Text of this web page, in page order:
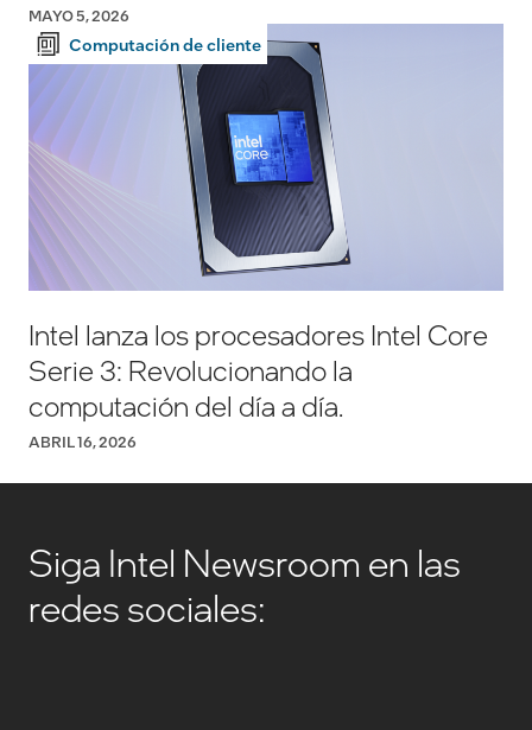
MAYO 5, 2026
Computación de cliente
Intel lanza los procesadores Intel Core
Serie 3: Revolucionando la
computación del día a día.
ABRIL 16, 2026
Siga Intel Newsroom en las
redes sociales: